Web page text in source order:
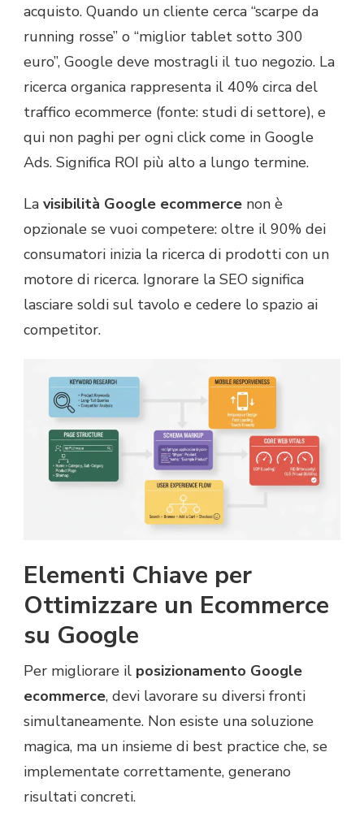
acquisto. Quando un cliente cerca “scarpe da
running rosse” o “miglior tablet sotto 300
euro”, Google deve mostragli il tuo negozio. La
ricerca organica rappresenta il 40% circa del
traffico ecommerce (fonte: studi di settore), e
qui non paghi per ogni click come in Google
Ads. Significa ROI più alto a lungo termine.
La visibilità Google ecommerce non è
opzionale se vuoi competere: oltre il 90% dei
consumatori inizia la ricerca di prodotti con un
motore di ricerca. Ignorare la SEO significa
lasciare soldi sul tavolo e cedere lo spazio ai
competitor.
Elementi Chiave per
Ottimizzare un Ecommerce
su Google
Per migliorare il posizionamento Google
ecommerce, devi lavorare su diversi fronti
simultaneamente. Non esiste una soluzione
magica, ma un insieme di best practice che, se
implementate correttamente, generano
risultati concreti.